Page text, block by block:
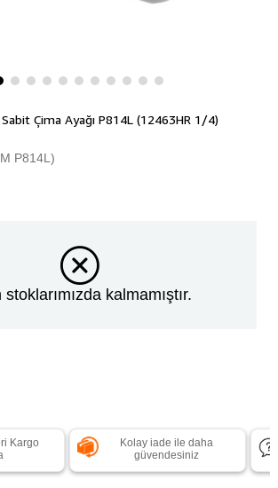
Çima Ayağı P814L (12463HR 1/4)
P814L)
stoklarımızda kalmamıştır.
Kargo
Kolay iade ile daha
güvendesiniz